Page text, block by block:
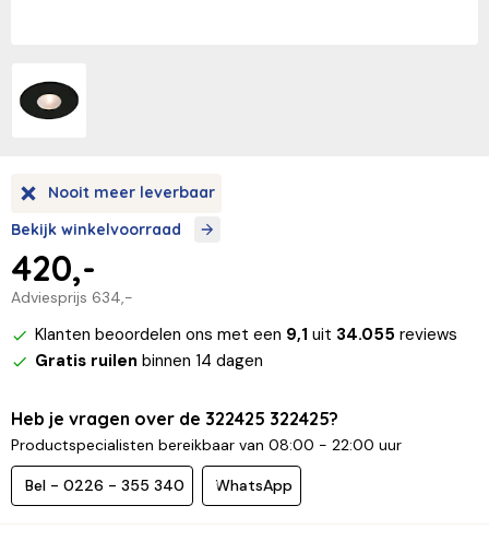
Nooit meer leverbaar
Bekijk winkelvoorraad
Adviesprijs 634,-
420,-
Klanten beoordelen ons met een 9,1 uit 34.055 reviews
Gratis ruilen binnen 14 dagen
Heb je vragen over de 322425 322425?
Productspecialisten bereikbaar van 08:00 - 22:00 uur
Bel - 0226 - 355 340 WhatsApp